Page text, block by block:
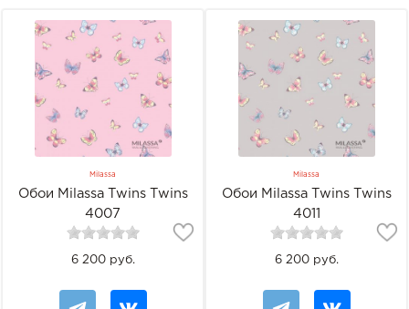
Milassa
Обои Milassa Twins Twins
4007
6 200 руб.
Milassa
Обои Milassa Twins Twins
4011
6 200 руб.